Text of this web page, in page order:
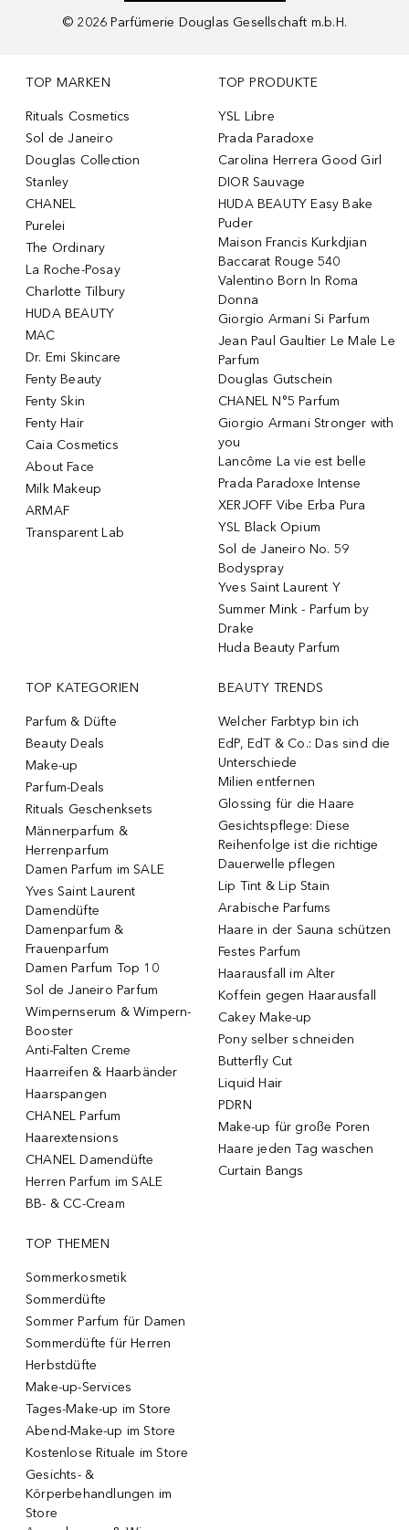
© 2026 Parfümerie Douglas Gesellschaft m.b.H.
TOP MARKEN
Rituals Cosmetics
Sol de Janeiro
Douglas Collection
Stanley
CHANEL
Purelei
The Ordinary
La Roche-Posay
Charlotte Tilbury
HUDA BEAUTY
MAC
Dr. Emi Skincare
Fenty Beauty
Fenty Skin
Fenty Hair
Caia Cosmetics
About Face
Milk Makeup
ARMAF
Transparent Lab
TOP PRODUKTE
YSL Libre
Prada Paradoxe
Carolina Herrera Good Girl
DIOR Sauvage
HUDA BEAUTY Easy Bake
Puder
Maison Francis Kurkdjian
Baccarat Rouge 540
Valentino Born In Roma
Donna
Giorgio Armani Si Parfum
Jean Paul Gaultier Le Male Le
Parfum
Douglas Gutschein
CHANEL N°5 Parfum
Giorgio Armani Stronger with
you
Lancôme La vie est belle
Prada Paradoxe Intense
XERJOFF Vibe Erba Pura
YSL Black Opium
Sol de Janeiro No. 59
Bodyspray
Yves Saint Laurent Y
Summer Mink - Parfum by
Drake
Huda Beauty Parfum
TOP KATEGORIEN
Parfum & Düfte
Beauty Deals
Make-up
Parfum-Deals
Rituals Geschenksets
Männerparfum &
Herrenparfum
Damen Parfum im SALE
Yves Saint Laurent
Damendüfte
Damenparfum &
Frauenparfum
Damen Parfum Top 10
Sol de Janeiro Parfum
Wimpernserum & Wimpern-
Booster
Anti-Falten Creme
Haarreifen & Haarbänder
Haarspangen
CHANEL Parfum
Haarextensions
CHANEL Damendüfte
Herren Parfum im SALE
BB- & CC-Cream
BEAUTY TRENDS
Welcher Farbtyp bin ich
EdP, EdT & Co.: Das sind die
Unterschiede
Milien entfernen
Glossing für die Haare
Gesichtspflege: Diese
Reihenfolge ist die richtige
Dauerwelle pflegen
Lip Tint & Lip Stain
Arabische Parfums
Haare in der Sauna schützen
Festes Parfum
Haarausfall im Alter
Koffein gegen Haarausfall
Cakey Make-up
Pony selber schneiden
Butterfly Cut
Liquid Hair
PDRN
Make-up für große Poren
Haare jeden Tag waschen
Curtain Bangs
TOP THEMEN
Sommerkosmetik
Sommerdüfte
Sommer Parfum für Damen
Sommerdüfte für Herren
Herbstdüfte
Make-up-Services
Tages-Make-up im Store
Abend-Make-up im Store
Kostenlose Rituale im Store
Gesichts- &
Körperbehandlungen im
Store